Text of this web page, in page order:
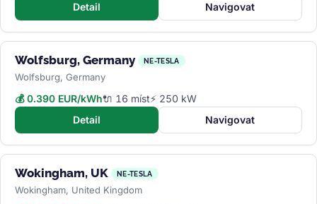
Detail
Navigovat
Wolfsburg, Germany NE-TESLA
Wolfsburg, Germany
💰 0.390 EUR/kWh🔌 16 míst⚡ 250 kW
Detail
Navigovat
Wokingham, UK NE-TESLA
Wokingham, United Kingdom